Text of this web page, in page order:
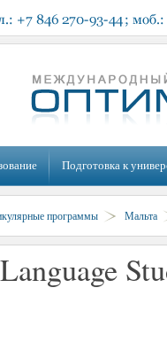
Подготовка к
программы Мальта